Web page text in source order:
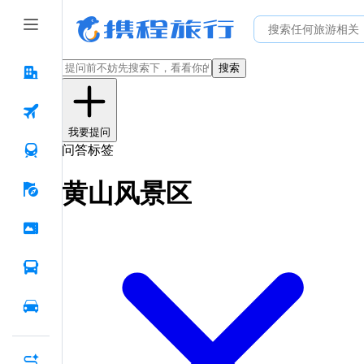
搜索
我要提问
问答标签
黄山风景区